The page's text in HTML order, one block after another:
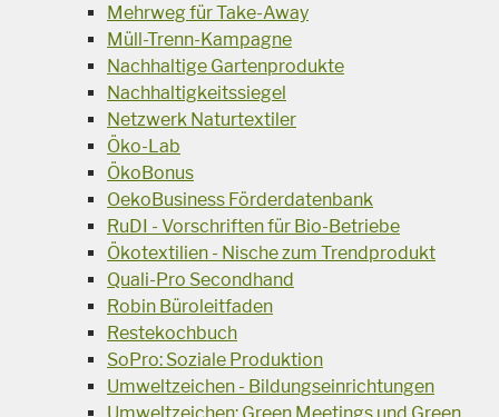
Mehrweg für Take-Away
Müll-Trenn-Kampagne
Nachhaltige Gartenprodukte
Nachhaltigkeitssiegel
Netzwerk Naturtextiler
Öko-Lab
ÖkoBonus
OekoBusiness Förderdatenbank
RuDI - Vorschriften für Bio-Betriebe
Ökotextilien - Nische zum Trendprodukt
Quali-Pro Secondhand
Robin Büroleitfaden
Restekochbuch
SoPro: Soziale Produktion
Umweltzeichen - Bildungseinrichtungen
Umweltzeichen: Green Meetings und Green